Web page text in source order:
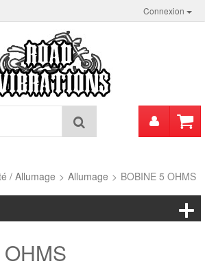
Connexion
Mon
/ Allumage > Allumage > BOBINE 5 OHMS